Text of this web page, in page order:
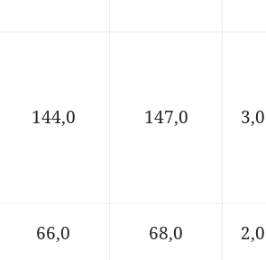
144,0 147,0 3,0
66,0 68,0
2,0